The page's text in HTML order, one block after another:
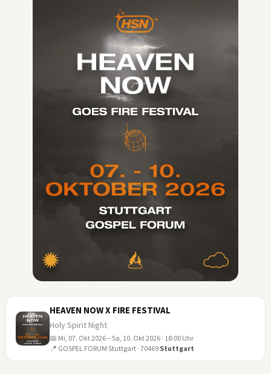
OKT
HEAVEN NOW X FIRE FESTIVAL
Holy Spirit Night
📅 Mi, 07. Okt 2026 – Sa, 10. Okt 2026 · 18:00 Uhr
📍 GOSPEL FORUM Stuttgart · 70469 Stuttgart